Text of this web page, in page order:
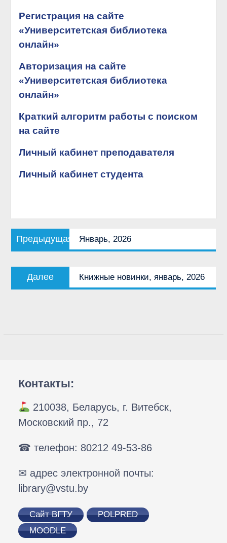
Регистрация на сайте
«Университетская библиотека
онлайн»
Авторизация на сайте
«Университетская библиотека
онлайн»
Краткий алгоритм работы с поиском
на сайте
Личный кабинет преподавателя
Личный кабинет студента
Навигация
по
Предыдущая
запись:
Январь, 2026
Далее
запись:
Книжные новинки, январь, 2026
Контакты:
210038, Беларусь, г. Витебск,
Московский пр., 72
☎ телефон: 80212 49-53-86
✉ адрес электронной почты:
library@vstu.by
Сайт ВГТУ
POLPRED
MOODLE